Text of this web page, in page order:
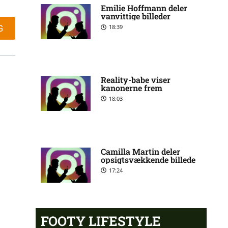
skadesstatus hos Viking
Ibrahim Cissé skade: status
hos AIK Stockholm
4:39 pm
Stockholm
Emilie Hoffmann deler
vanvittige billeder
18:39
Reality-babe viser
kanonerne frem
18:03
Camilla Martin deler
opsigtsvækkende billede
17:24
FOOTY LIFESTYLE